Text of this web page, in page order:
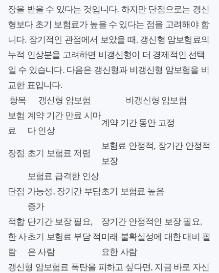
장을 받을 수 있다는 것입니다. 하지만 단점으로는 갱신
형보다 초기 보험료가 높을 수 있다는 점을 고려해야 합
니다. 장기적인 관점에서 보았을 때, 갱신형 암보험료의
누적 인상분을 고려하면 비갱신형이 더 경제적인 선택
일 수 있습니다. 다음은 갱신형과 비갱신형 암보험을 비
교한 표입니다.
항목
갱신형 암보험
비갱신형 암보험
보험
료
계약 기간 만료 시마
다 인상
계약 기간 동안 고정
장점 초기 보험료 저렴
보험료 안정적, 장기간 안정적
보장
단점
보험료 급격한 인상
가능성, 장기간 부담
증가
초기 보험료 높음
적합
한 사
람
단기간 보장 필요,
초기 보험료 부담 적
은 사람
장기간 안정적인 보장 필요,
미래 불확실성에 대한 대비 필
요한 사람
갱신형 암보험료 폭탄을 피하고 싶다면, 지금 바로 자신